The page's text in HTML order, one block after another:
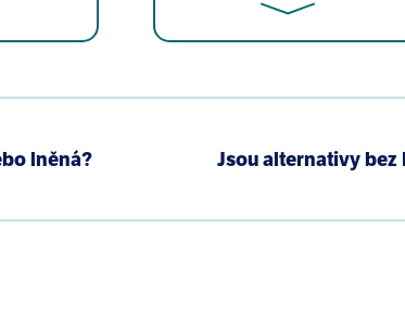
I, Yoshida T, Hirota Y, Oda H; Osaka
prevalence of allergic rhinitis in Japanese
Ann Epidemiol. 2006 Aug;16(8):614-21.
M. Seaweed consumption and prevalence
lněná? Jsou alternativy bez